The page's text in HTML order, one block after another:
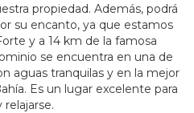
propiedad. Además, podrá
su encanto, ya que estamos
y a 14 km de la famosa
se encuentra en una de
aguas tranquilas y en la mejor
Es un lugar excelente para